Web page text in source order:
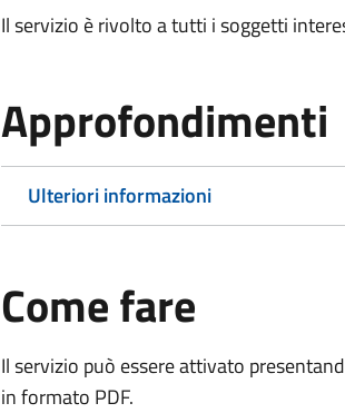
Il servizio è rivolto a tutti i soggetti
Approfondimenti
Ulteriori informazioni
Come fare
Il servizio può essere attivato
in formato PDF.